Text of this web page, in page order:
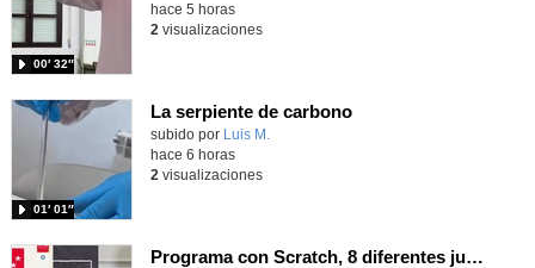
00′ 32″
hace 5 horas
2 visualizaciones
La serpiente de carbono
Contenido educativo.
subido por Luis M.
01′ 01″
hace 6 horas
2 visualizaciones
Programa con Scratch, 8 diferentes juegos para vivir la emoción de los partidos de España en el mundial 2026